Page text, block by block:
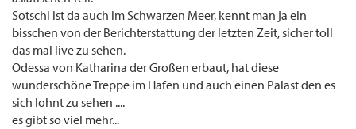
Sotschi ist da auch im Schwarzen Meer, kennt man ja ein
bisschen von der Berichterstattung der letzten Zeit, sicher toll
das mal live zu sehen.
Odessa von Katharina der Großen erbaut, hat diese
wunderschöne Treppe im Hafen und auch einen Palast den es
sich lohnt zu sehen ....
es gibt so viel mehr...